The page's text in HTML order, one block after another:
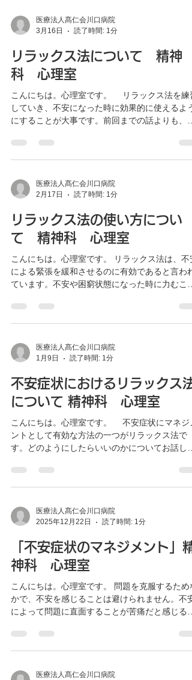
ります。 不快な感情から意図的に注意をそら
ことはとても難しいことです。だからこそ、こう
ることが重要です。 注意の拡散には、①不快な
感情について考えないように決心する。②心を他
の何かで満たす。という二段階で行っていきま
す。 注意の拡散をするには様々な方法があり
す。次回はその方法についてお話ししたいと思い
ます。
医療法人髙仁会川口病院
3月16日
読了時間: 1分
リラックス法について 精神
科 心理室
こんにちは。心理室です。 リラックス法を練
していき、不安になった時に効果的に使えるよう
にすることが大事です。前回までの話よりも、よ
身体的・精神的にもリラックスする。 身体的
リラックスできていても、心配や動揺が続いてい
した場面をリストにして、練習後にそれらをはっ
きり思い出してみるといいでしょう。 ２．どの
てもリラックスするようにしましょう。内面で不
快に思っていて緊張を感じる場面でもリラックス
するように心がけましょう。 ３．レクリエーシ
ンへ 緊張状態が生じる状況でも日常の楽しみ
やめる必要はありません。楽しいことなどを計画
している間、自身を感じると同時に緊張から距離
習に加えて、上記のことも意識してやってみると
いいでしょう。
医療法人髙仁会川口病院
2月17日
読了時間: 1分
リラックス法の使い方につい
て 精神科 心理室
こんにちは。心理室です。 リラックス法は、不安
による緊張を緩和させるのに有効であると言われ
ています。不安や困窮状態になった時に力むこと
張する結果になりやすいでしょう。そこで、リラ
ックスして「なるがまま」に身を任せているほう
安や緊張を和らげ行きます。 １．頻繁に緊張の度
合いをチェック。 「リラックスしているか」「
ても、落ち着くように言い聞かせる。 練習
緊張感に早く気が付くようにして、不安が大きく
なる前に脱する。 これらを行う際に役立つこと
は、肩の力を抜く、体の一部に力を入れて抜く、
ゆっくり同じペースで呼吸、落ち着くように言い
聞かせるなどがあります。 実際に不安や緊張を
とが必要であると言えます。
医療法人髙仁会川口病院
1月9日
読了時間: 1分
不安症状におけるリラックス法
について 精神科 心理室
こんにちは。心理室です。 不安症状にマネジメ
ントとして有効な方法の一つがリラックス法で
す。どのようにしたらいいのかについてお話して
緩和され、痛みや不快感などが軽減されます。そ
うすることで、速くなった諸器官のペースダウン
ります。自然にリラックスすることは難しく、さ
らに不安を感じている時はより困難を極めます。
クスできるように働きかけることもできるでしょ
う。 緊張しているときにどういう状態になるの
か、どこかに力が入っているのかなどを観察し、
把握しておきましょう。それにより、早くに緊張
状態になっていることが分かり対策をとることが
できます。不安が大きくなる前に、不安から奪取
てお話します。
医療法人髙仁会川口病院
2025年12月22日
読了時間: 1分
「不安症状のマネジメント」精
神科 心理室
こんにちは。心理室です。 問題を克服するためな
かで、不安を感じることは避けられません。不安
によって問題に直面することが苦痛だと感じるの
ょう。そこで、不安症状に対してのマネジメント
についてお話をしようと思います。 役立つ方法と
クス法 ２．注意の拡散法の学習 ３．パニック管
医療法人髙仁会川口病院